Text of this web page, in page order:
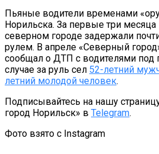
Пьяные водители временами
Норильска. За первые три
северном городе задержали
рулем. В апреле «Северный
сообщал о ДТП с водителями под
случае за руль сел 52-летний
летний молодой человек.
Подписывайтесь на нашу
город Норильск» в Telegram.
Фото взято с Instagram